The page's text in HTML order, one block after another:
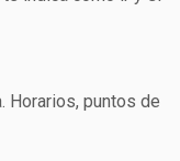
Horarios, puntos de